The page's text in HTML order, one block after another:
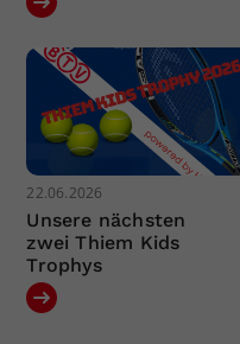
22.06.2026
Unsere nächsten
zwei Thiem Kids
Trophys